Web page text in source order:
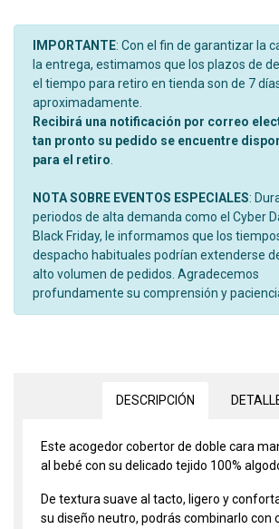
IMPORTANTE: Con el fin de garantizar la
la entrega, estimamos que los plazos de
el tiempo para retiro en tienda son de 7
aproximadamente.
Recibirá una notificación por correo
tan pronto su pedido se encuentre
para el retiro
NOTA SOBRE EVENTOS ESPECIALES:
periodos de alta demanda como el Cyber
Black Friday, le informamos que los
despacho habituales podrían extenderse
alto volumen de pedidos. Agradecemos
profundamente su comprensión y
DESCRIPCIÓN
Este acogedor cobertor de doble cara
al bebé con su delicado tejido 100%
De textura suave al tacto, ligero y
su diseño neutro, podrás combinarlo con